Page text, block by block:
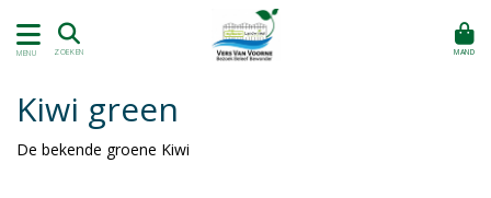
MENU ZOEKEN MAND
Kiwi green
De bekende groene Kiwi